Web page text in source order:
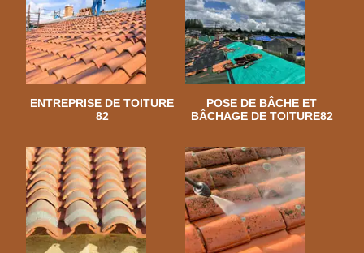
ENTREPRISE DE TOITURE
82
POSE DE BÂCHE ET
BÂCHAGE DE TOITURE82